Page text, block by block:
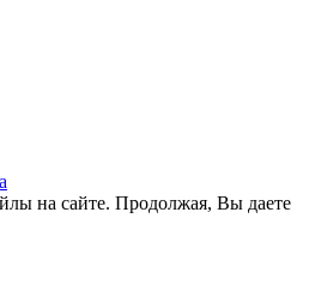
на сайте. Продолжая, Вы даете